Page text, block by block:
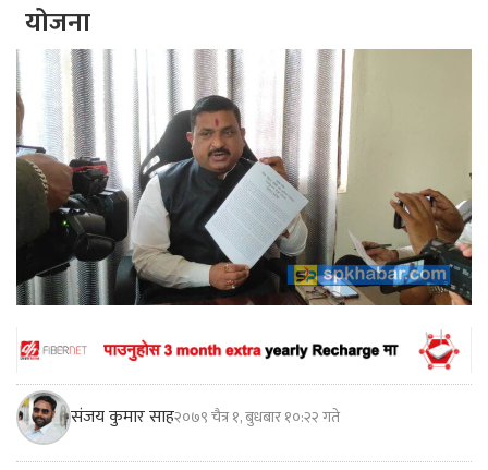
योजना
संजय कुमार साह२०७९ चैत्र १, बुधबार १०:२२ गते